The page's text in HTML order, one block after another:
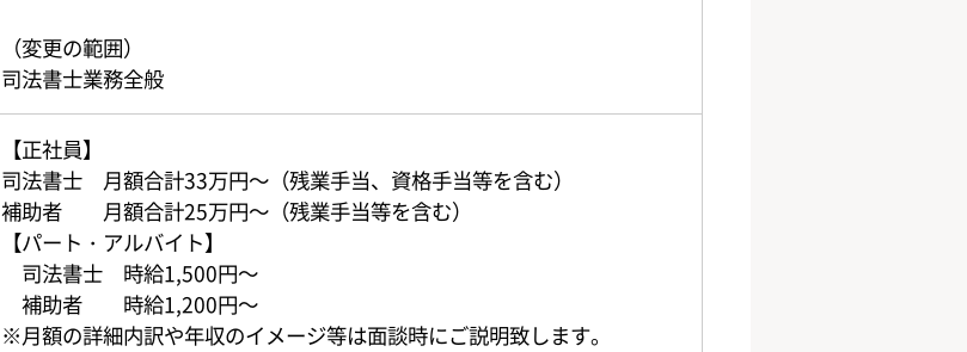
（変更の範囲）
司法書士業務全般
【正社員】
司法書士 月額合計33万円～（残業手当、資格手当等を含む）
補助者 月額合計25万円～（残業手当等を含む）
【パート・アルバイト】
司法書士 時給1,500円～
補助者 時給1,200円～
※月額の詳細内訳や年収のイメージ等は面談時にご説明致します。